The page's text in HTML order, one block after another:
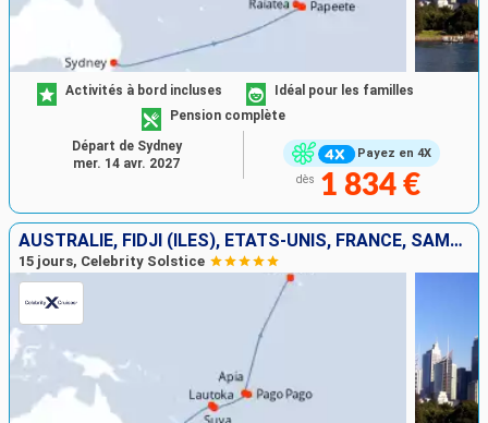
Payez en 4X
Activités à bord incluses
Idéal pour les familles
Pension complète
dès 1 834 €
Départ de Sydney
mer. 14 avr. 2027
AUSTRALIE, FIDJI (ÎLES), ÉTATS-UNIS, FRANCE, SAMOA
15 jours, Celebrity Solstice